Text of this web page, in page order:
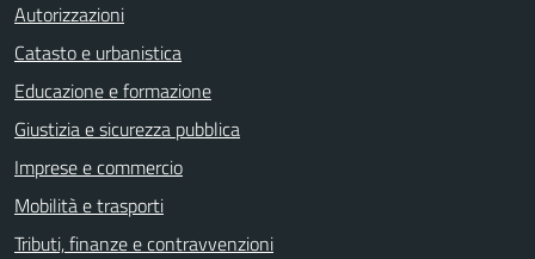
Autorizzazioni
Catasto e urbanistica
Educazione e formazione
Giustizia e sicurezza pubblica
Imprese e commercio
Mobilità e trasporti
Tributi, finanze e contravvenzioni